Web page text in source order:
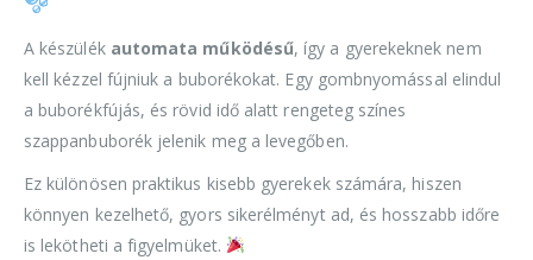
A készülék automata működésű, így a gyerekeknek nem
kell kézzel fújniuk a buborékokat. Egy gombnyomással elindul
a buborékfújás, és rövid idő alatt rengeteg színes
szappanbuborék jelenik meg a levegőben.
Ez különösen praktikus kisebb gyerekek számára, hiszen
könnyen kezelhető, gyors sikerélményt ad, és hosszabb időre
is lekötheti a figyelmüket.